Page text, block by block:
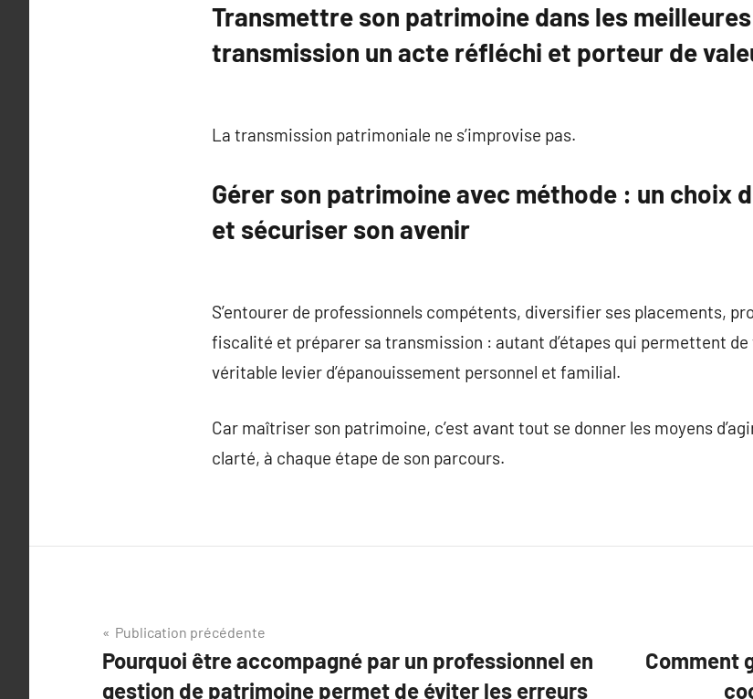
Transmettre son patrimoine dans les
transmission un acte réfléchi et porteur de
La transmission patrimoniale ne s’improvise pas.
Gérer son patrimoine avec méthode : un choix
et sécuriser son avenir
S’entourer de professionnels compétents, diversifier ses placements,
fiscalité et préparer sa transmission : autant d’étapes qui permettent
véritable levier d’épanouissement personnel et familial.
Car maîtriser son patrimoine, c’est avant tout se donner les moyens
clarté, à chaque étape de son parcours.
Navigation
de
Publication précédente
Pourquoi être accompagné par un professionnel en
gestion de patrimoine permet de éviter les erreurs
Comment